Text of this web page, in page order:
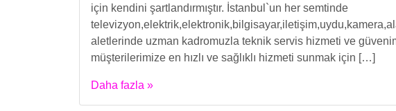
için kendini şartlandırmıştır. İstanbul`un her semtinde
aletlerinde uzman kadromuzla teknik servis hizmeti ve
müşterilerimize en hızlı ve sağlıklı hizmeti sunmak için […]
Daha fazla »